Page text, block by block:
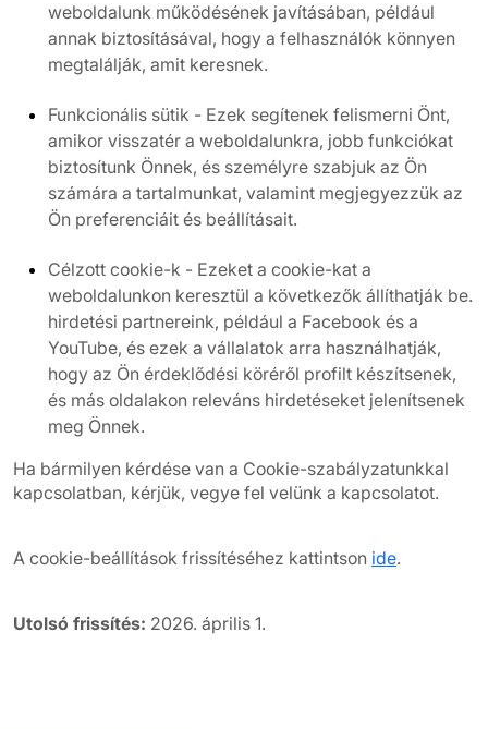
weboldalunk működésének javításában, például
annak biztosításával, hogy a felhasználók könnyen
megtalálják, amit keresnek.
Funkcionális sütik - Ezek segítenek felismerni Önt,
amikor visszatér a weboldalunkra, jobb funkciókat
biztosítunk Önnek, és személyre szabjuk az Ön
számára a tartalmunkat, valamint megjegyezzük az
Ön preferenciáit és beállításait.
Célzott cookie-k - Ezeket a cookie-kat a
weboldalunkon keresztül a következők állíthatják be.
hirdetési partnereink, például a Facebook és a
YouTube, és ezek a vállalatok arra használhatják,
hogy az Ön érdeklődési köréről profilt készítsenek,
és más oldalakon releváns hirdetéseket jelenítsenek
meg Önnek.
Ha bármilyen kérdése van a Cookie-szabályzatunkkal
kapcsolatban, kérjük, vegye fel velünk a kapcsolatot.
A cookie-beállítások frissítéséhez kattintson ide.
Utolsó frissítés: 2026. április 1.